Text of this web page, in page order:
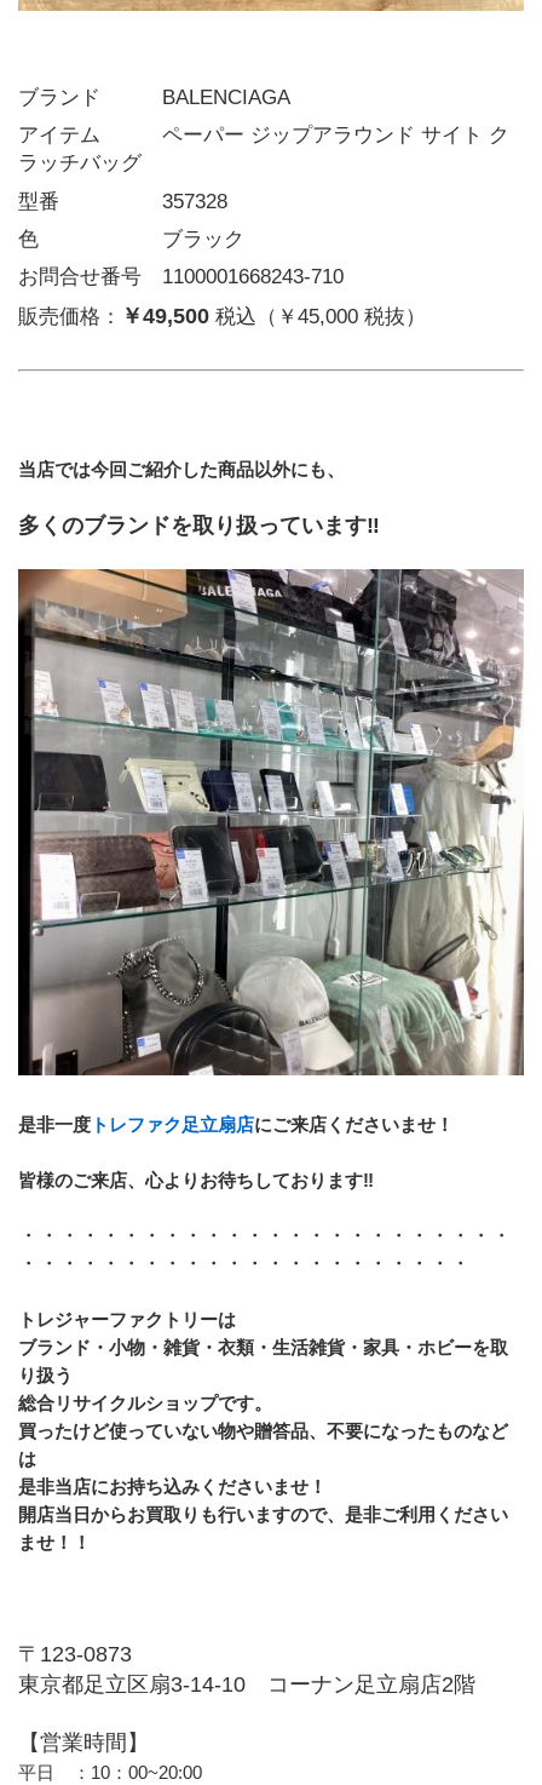
ブランド   BALENCIAGA
アイテム   ペーパー ジップアラウンド サイト ク
ラッチバッグ
型番     357328
色      ブラック
お問合せ番号 1100001668243-710
販売価格： ￥49,500 税込（￥45,000 税抜）
当店では今回ご紹介した商品以外にも、
多くのブランドを取り扱っています‼
是非一度 トレファク足立扇店にご来店くださいませ！
皆様のご来店、心よりお待ちしております‼
・・・・・・・・・・・・・・・・・・・・・・・・
・・・・・・・・・・・・・・・・・・・・・・
トレジャーファクトリーは
ブランド・小物・雑貨・衣類・生活雑貨・家具・ホビーを取
り扱う
総合リサイクルショップです。
買ったけど使っていない物や贈答品、不要になったものなど
は
是非当店にお持ち込みくださいませ！
開店当日からお買取りも行いますので、是非ご利用ください
ませ！！
〒123-0873
東京都足立区扇3-14-10　コーナン足立扇店2階
【営業時間】
平日　：10：00~20:00